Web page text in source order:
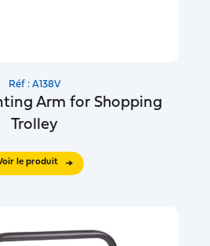
Réf : A138V
Arm for Shopping
Trolley
le produit